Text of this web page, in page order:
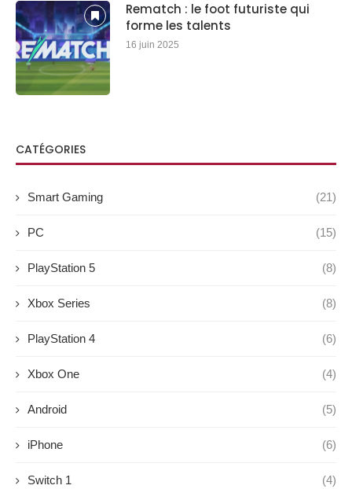
Rematch : le foot futuriste qui
forme les talents
16 juin 2025
CATÉGORIES
Smart Gaming (21)
PC (15)
PlayStation 5 (8)
Xbox Series (8)
PlayStation 4 (6)
Xbox One (4)
Android (5)
iPhone (6)
Switch 1 (4)